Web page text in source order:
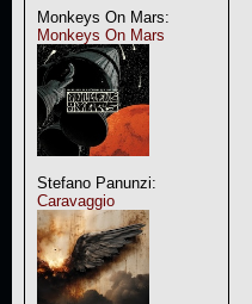
Monkeys On Mars:
Monkeys On Mars
Stefano Panunzi:
Caravaggio